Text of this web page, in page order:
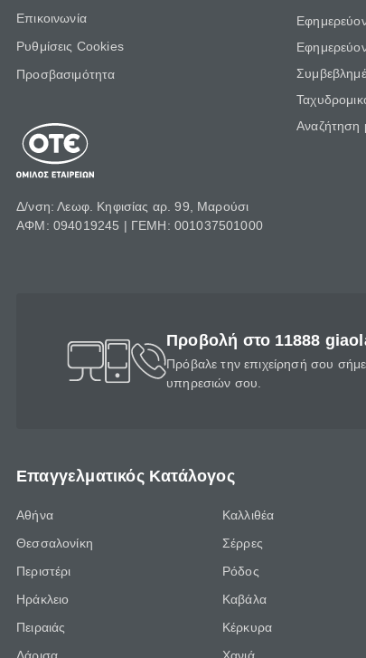
Επικοινωνία
Ρυθμίσεις Cookies
Προσβασιμότητα
Δ/νση: Λεωφ. Κηφισίας αρ. 99, Μαρούσι
ΑΦΜ: 094019245 | ΓΕΜΗ: 001037501000
Αναζήτηση
Προβολή στο 11888
Πρόβαλε την επιχείρησή σου
υπηρεσιών σου.
Επαγγελματικός Κατάλογος
Αθήνα
Θεσσαλονίκη
Περιστέρι
Ηράκλειο
Πειραιάς
Καλλιθέα
Σέρρες
Ρόδος
Καβάλα
Κέρκυρα